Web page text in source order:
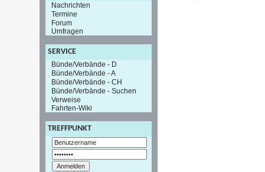
Nachrichten
Termine
Forum
Umfragen
SERVICE
Bünde/Verbände - D
Bünde/Verbände - A
Bünde/Verbände - CH
Bünde/Verbände - Suchen
Verweise
Fahrten-Wiki
TREFFPUNKT